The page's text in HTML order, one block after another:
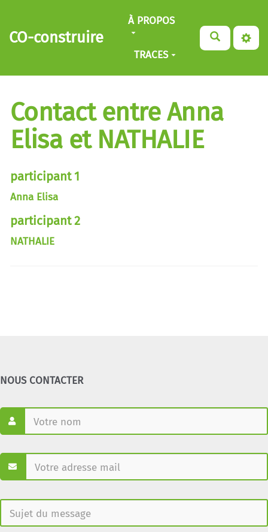
Aller au contenu principal
CO-construire
À PROPOS
TRACES
Contact entre Anna
Elisa et NATHALIE
participant 1
Anna Elisa
participant 2
NATHALIE
NOUS CONTACTER